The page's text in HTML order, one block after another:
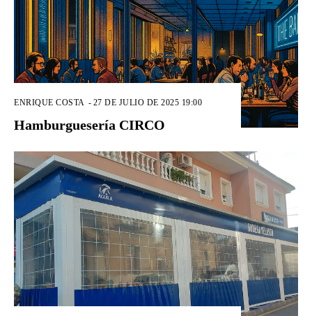
ENRIQUE COSTA - 27 DE JULIO DE 2025 19:00
Hamburguesería CIRCO